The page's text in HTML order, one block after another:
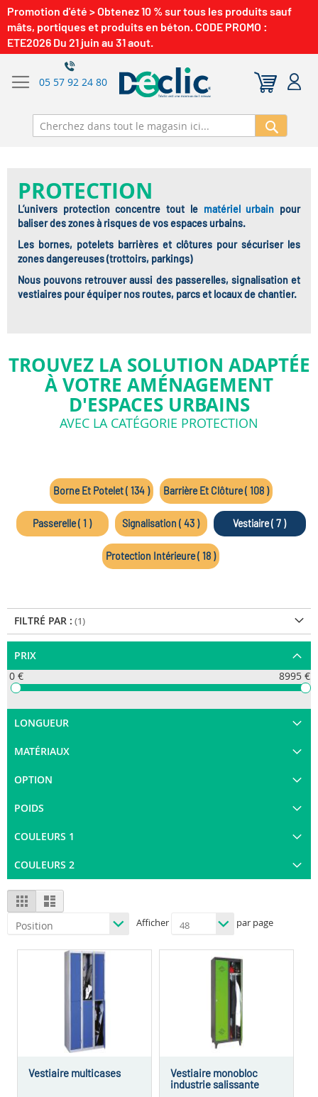
Promotion d'été > Obtenez 10 % sur tous les produits sauf
mâts, portiques et produits en béton. CODE PROMO :
ETE2026 Du 21 juin au 31 aout.
05 57 92 24 80
PROTECTION
L’univers protection concentre tout le matériel urbain pour
baliser des zones à risques de vos espaces urbains.
Les bornes, potelets barrières et clôtures pour sécuriser les
zones dangereuses (trottoirs, parkings)
Nous pouvons retrouver aussi des passerelles, signalisation et
vestiaires pour équiper nos routes, parcs et locaux de chantier.
TROUVEZ LA SOLUTION ADAPTÉE
À VOTRE AMÉNAGEMENT
D'ESPACES URBAINS
AVEC LA CATÉGORIE PROTECTION
Borne Et Potelet ( 134 ) Barrière Et Clôture ( 108 )
Passerelle ( 1 ) Signalisation ( 43 ) Vestiaire ( 7 )
Protection Intérieure ( 18 )
View
as
Grid List
Afficher par page
Vestiaire multicases
Vestiaire monobloc
industrie salissante
FILTRÉ PAR :
PRIX
0 €
8995 €
LONGUEUR
MATÉRIAUX
OPTION
POIDS
COULEURS 1
COULEURS 2